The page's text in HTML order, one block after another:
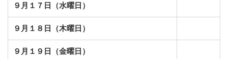
９月１７日（水曜日）
９月１８日（木曜日）
９月１９日（金曜日）